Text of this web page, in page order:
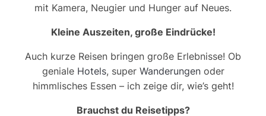
mit Kamera, Neugier und Hunger auf Neues.
Kleine Auszeiten, große Eindrücke!
Auch kurze Reisen bringen große Erlebnisse! Ob
geniale Hotels, super Wanderungenoder
himmlisches Essen – ich zeige dir, wie’s geht!
Brauchst du Reisetipps?